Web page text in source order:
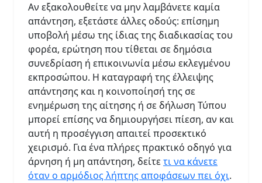
Αν εξακολουθείτε να μην λαμβάνετε καμία
απάντηση, εξετάστε άλλες οδούς: επίσημη
υποβολή μέσω της ίδιας της διαδικασίας του
φορέα, ερώτηση που τίθεται σε δημόσια
συνεδρίαση ή επικοινωνία μέσω εκλεγμένου
εκπροσώπου. Η καταγραφή της έλλειψης
απάντησης και η κοινοποίησή της σε
ενημέρωση της αίτησης ή σε δήλωση Τύπου
μπορεί επίσης να δημιουργήσει πίεση, αν και
αυτή η προσέγγιση απαιτεί προσεκτικό
χειρισμό. Για ένα πλήρες πρακτικό οδηγό για
άρνηση ή μη απάντηση, δείτετι να κάνετε
όταν ο αρμόδιος λήπτης αποφάσεων πει όχι.